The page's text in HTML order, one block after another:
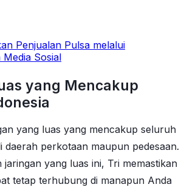
Penjualan Pulsa melalui
Sosial
yang Mencakup
yang luas yang mencakup seluruh
daerah perkotaan maupun pedesaan.
jaringan yang luas ini, Tri memastikan
tetap terhubung di manapun Anda